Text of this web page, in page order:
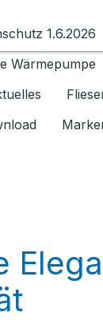
Ratgeber
1.6.2026
Wärmepumpe